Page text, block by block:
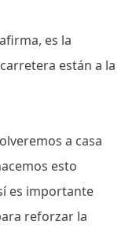
es la
están a la
a casa
esto
es importante
reforzar la